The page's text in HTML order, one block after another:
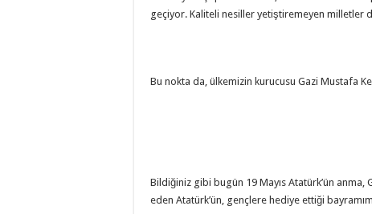
geçiyor. Kaliteli nesiller yetiştiremeyen milletler
Bu nokta da, ülkemizin kurucusu Gazi Mustafa
Bildiğiniz gibi bugün 19 Mayıs Atatürk’ün
eden Atatürk’ün, gençlere hediye ettiği